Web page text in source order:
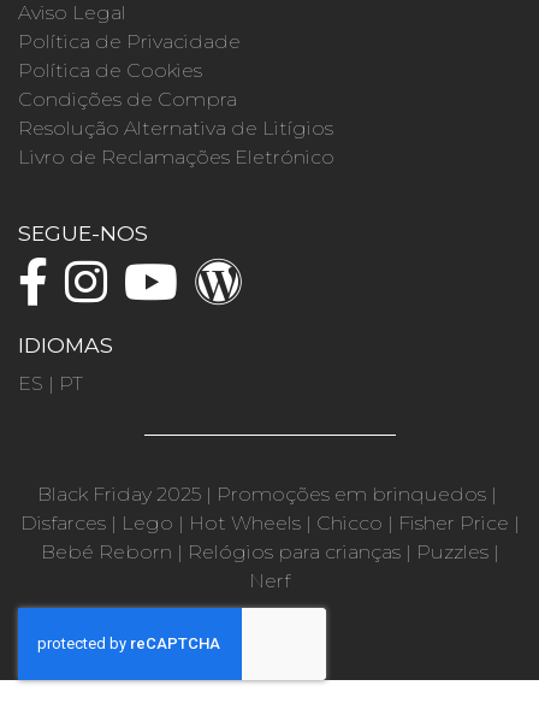
Aviso Legal
Política de Privacidade
Política de Cookies
Condições de Compra
Resolução Alternativa de Litígios
Livro de Reclamações Eletrónico
SEGUE-NOS
IDIOMAS
ES | PT
Black Friday 2025 | Promoções em brinquedos |
Disfarces| Lego | Hot Wheels| Chicco | Fisher Price |
Bebé Reborn | Relógios para crianças| Puzzles|
Nerf